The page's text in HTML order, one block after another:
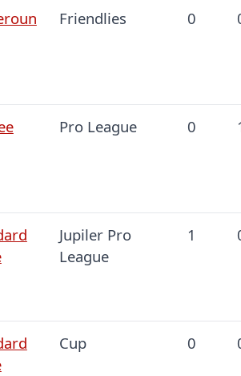
Friendlies 0
Pro League 0
Jupiler Pro
League
1
Cup 0